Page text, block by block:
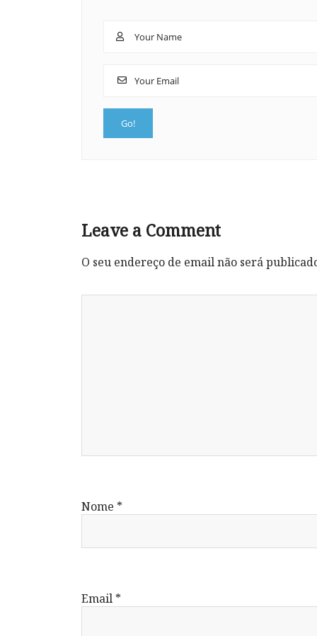
Leave a Comment
O seu endereço de email não será
Nome *
Email *